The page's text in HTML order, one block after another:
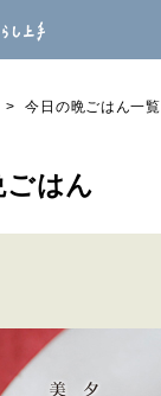
今日の晩ごはん一覧
ごはん